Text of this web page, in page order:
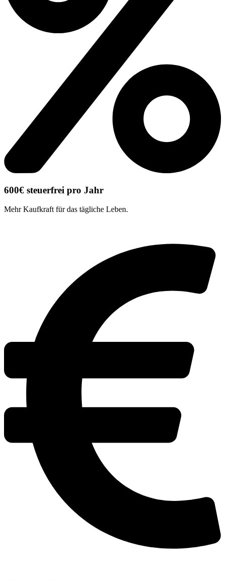
600€ steuerfrei pro Jahr
Mehr Kaufkraft für das tägliche Leben.